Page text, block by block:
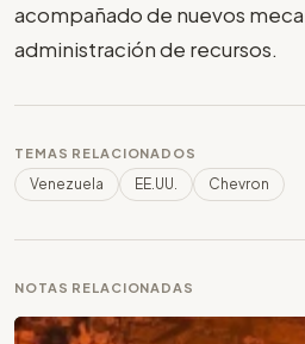
acompañado de nuevos
administración de recursos.
TEMAS RELACIONADOS
Venezuela EE.UU. Chevron
NOTAS RELACIONADAS